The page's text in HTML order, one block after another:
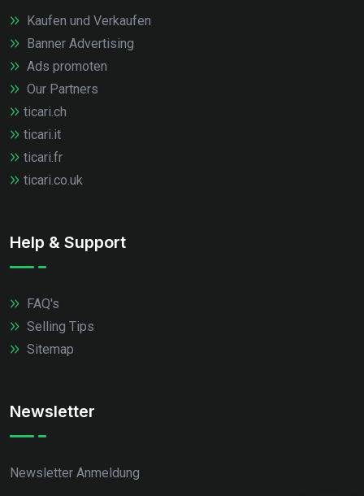
Kaufen und Verkaufen
Banner Advertising
Ads promoten
Our Partners
ticari.ch
ticari.it
ticari.fr
ticari.co.uk
Help & Support
FAQ's
Selling Tips
Sitemap
Newsletter
Newsletter Anmeldung